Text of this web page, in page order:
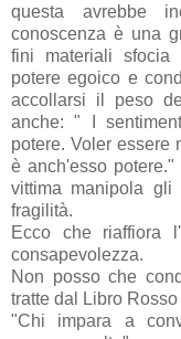
questa avrebbe
conoscenza è una
fini materiali
potere egoico e
accollarsi il peso
anche: " I
potere. Voler essere
è anch'esso
vittima manipola gli
fragilità.
Ecco che riaffiora
consapevolezza.
Non posso che
tratte dal Libro
"Chi impara a